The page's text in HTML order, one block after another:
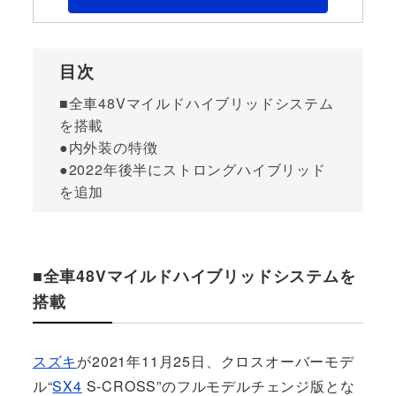
目次
■全車48Vマイルドハイブリッドシステム
を搭載
●内外装の特徴
●2022年後半にストロングハイブリッド
を追加
■全車48Vマイルドハイブリッドシステムを
搭載
スズキが2021年11月25日、クロスオーバーモデ
ル“SX4 S-CROSS”のフルモデルチェンジ版とな